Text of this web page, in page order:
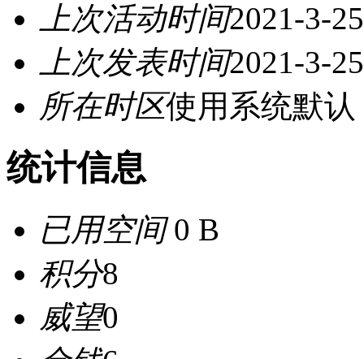
上次活动时间2021-3-
上次发表时间2021-3-
所在时区使用系统默认
统计信息
已用空间0 B
积分8
威望0